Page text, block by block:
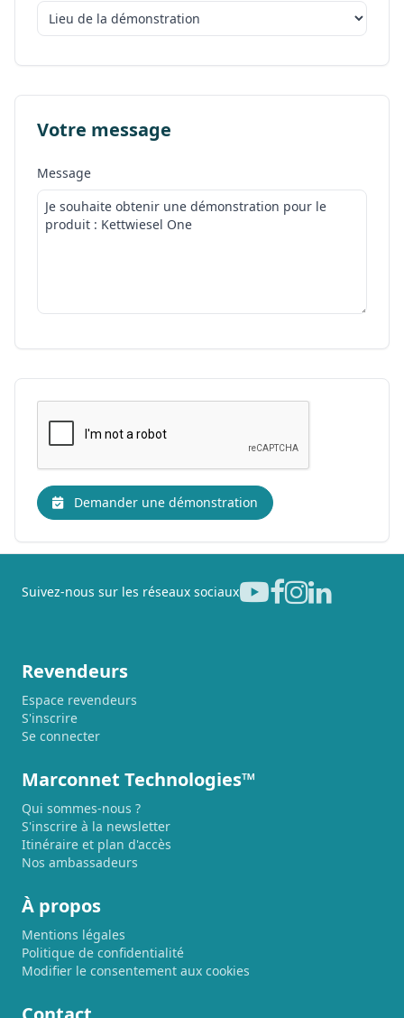
Votre message
Message
Demander une démonstration
Suivez-nous sur les réseaux sociaux
Revendeurs
Espace revendeurs
S'inscrire
Se connecter
Marconnet Technologies™
Qui sommes-nous ?
S'inscrire à la newsletter
Itinéraire et plan d'accès
Nos ambassadeurs
À propos
Mentions légales
Politique de confidentialité
Modifier le consentement aux cookies